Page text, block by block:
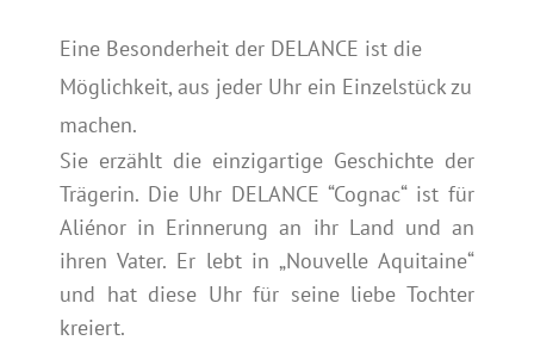
Eine Besonderheit der DELANCE ist die
Möglichkeit, aus jeder Uhr ein Einzelstück zu
machen.
Sie erzählt die einzigartige Geschichte der
Trägerin. Die Uhr DELANCE “Cognac“ ist für
Aliénor in Erinnerung an ihr Land und an
ihren Vater. Er lebt in „Nouvelle Aquitaine“
und hat diese Uhr für seine liebe Tochter
kreiert.